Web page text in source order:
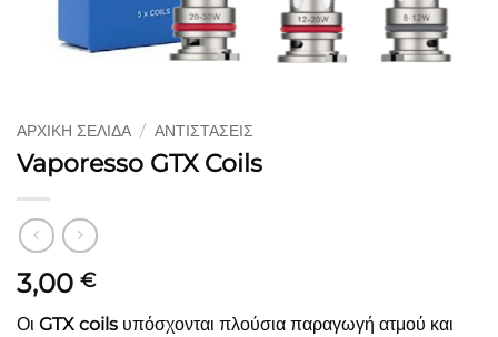
ΑΡΧΙΚΉ ΣΕΛΊΔΑ / ΑΝΤΙΣΤΆΣΕΙΣ
Vaporesso GTX Coils
3,00 €
Οι GTX coils υπόσχονται πλούσια παραγωγή ατμού και